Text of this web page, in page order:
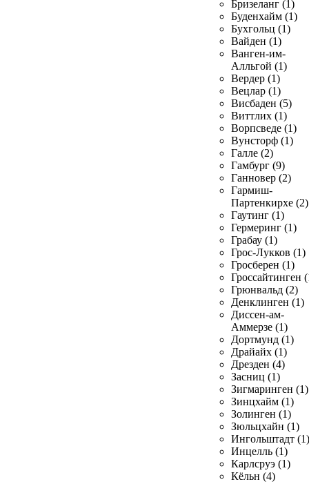
Бризеланг (1)
Буденхайм (1)
Бухгольц (1)
Вайден (1)
Ванген-им-
Алльгой (1)
Вердер (1)
Вецлар (1)
Висбаден (5)
Виттлих (1)
Ворпсведе (1)
Вунсторф (1)
Галле (2)
Гамбург (9)
Ганновер (2)
Гармиш-
Партенкирхе (2)
Гаутинг (1)
Гермеринг (1)
Грабау (1)
Грос-Лукков (1)
Гросберен (1)
Гроссайтинген
Грюнвальд (2)
Денклинген (1)
Диссен-ам-
Аммерзе (1)
Дортмунд (1)
Драйайх (1)
Дрезден (4)
Засниц (1)
Зигмаринген (1)
Зинцхайм (1)
Золинген (1)
Зюльцхайн (1)
Ингольштадт (1)
Инцелль (1)
Карлсруэ (1)
Кёльн (4)